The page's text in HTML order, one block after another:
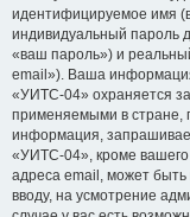
идентифицируемое имя
индивидуальный пароль
«ваш пароль») и
email»). Ваша
«УИТС-04» охраняется
применяемыми в стране,
информация,
«УИТС-04», кроме
адреса email, может быть
вводу, на усмотрение